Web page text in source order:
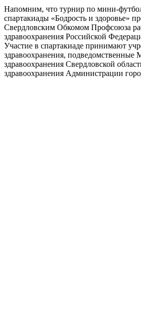
Напомним, что турнир по мини-
спартакиады «Бодрость и здоровье»
Свердловским Обкомом Профсоюза
здравоохранения Российской
Участие в спартакиаде принимают
здравоохранения, подведомственные
здравоохранения Свердловской
здравоохранения Администрации